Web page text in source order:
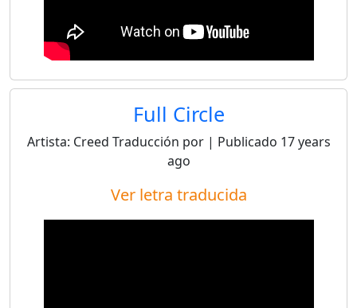
Full Circle
Artista: Creed Traducción por | Publicado 17 years
ago
Ver letra traducida